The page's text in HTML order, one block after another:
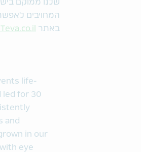
המחויבים
באתר
life-
led for 30
and
in our
eye